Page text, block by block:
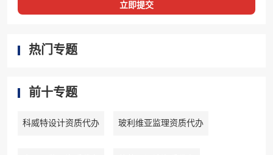
立即提交
热门专题
前十专题
科威特设计资质代办 玻利维亚监理资质代办